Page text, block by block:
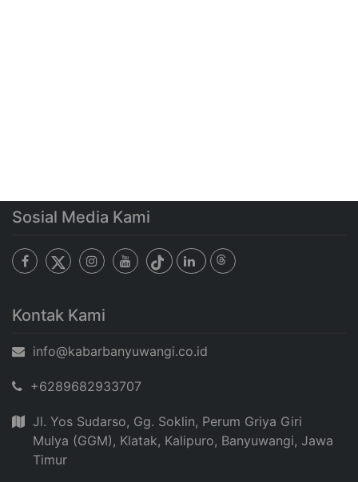
Sosial Media Kami
Kontak Kami
info@kabarbanyuwangi.co.id
+6289682933707
Jl. Yos Sudarso, Gg. Soklin, Perum Griya Giri
Mulya (GGM), Klatak, Kalipuro, Banyuwangi, Jawa
Timur